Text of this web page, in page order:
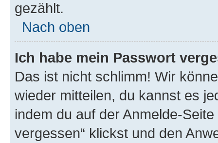
gezählt.
Nach oben
Ich habe mein Passwort
Das ist nicht schlimm! Wir
wieder mitteilen, du kannst es
indem du auf der Anmelde-
vergessen“ klickst und den